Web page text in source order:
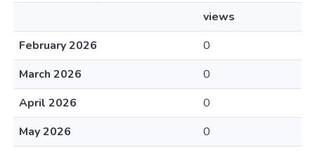
views
February 2026
0
March 2026
0
April 2026
0
May 2026
0